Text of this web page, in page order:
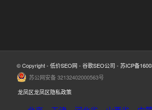
© Copyright - 低价SEO网 - 谷歌SEO公司 - 苏ICP备
苏公网安备 32132402000563号
龙凤区龙凤区隐私政策